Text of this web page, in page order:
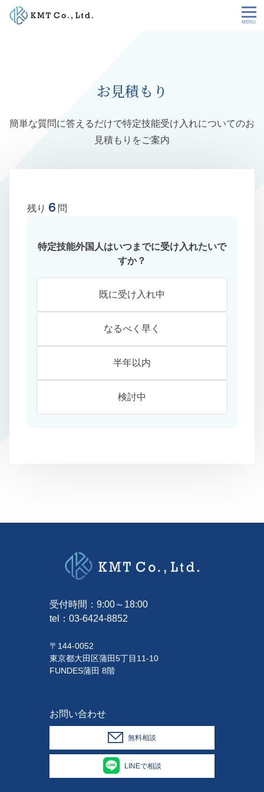
Skip
採用情報
お問い合わせ
お見積もり
簡単な質問に答えるだけで特定技能受け入れについてのお
見積もりをご案内
残り ６ 問
特定技能外国人はいつまでに受け入れたいで
すか？
既に受け入れ中
なるべく早く
半年以内
検討中
受付時間：9:00～18:00
tel： 03-6424-8852
〒144-0052
東京都大田区蒲田5丁目11-10
FUNDES蒲田 8階
お問い合わせ
無料相談
LINEで相談